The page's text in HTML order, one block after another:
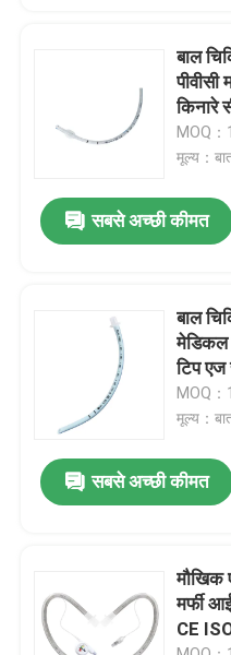
हमारे बारे में
गुणवत्ता नियंत्रण
हमसे संपर्क करें
एक बोली का अनुरोध
स्वरयंत्र मुखौटा वायुमार्ग
बाल
किनारे
अनुमति
MOQ
मूल्य：
सबसे अच्छी कीमत
बाल
मेडिकल
टिप
अनुमति
MOQ
मूल्य：
सबसे अच्छी कीमत
मौखिक
मर्फी
CE